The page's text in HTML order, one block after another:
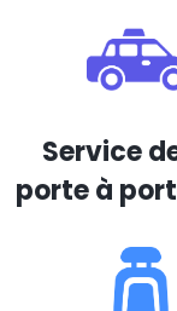
Service
porte à